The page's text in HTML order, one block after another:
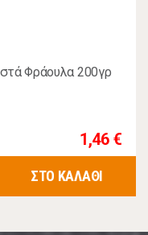
Φράουλα 200γρ
1,46 €
ΣΤΟ ΚΑΛΑΘΙ